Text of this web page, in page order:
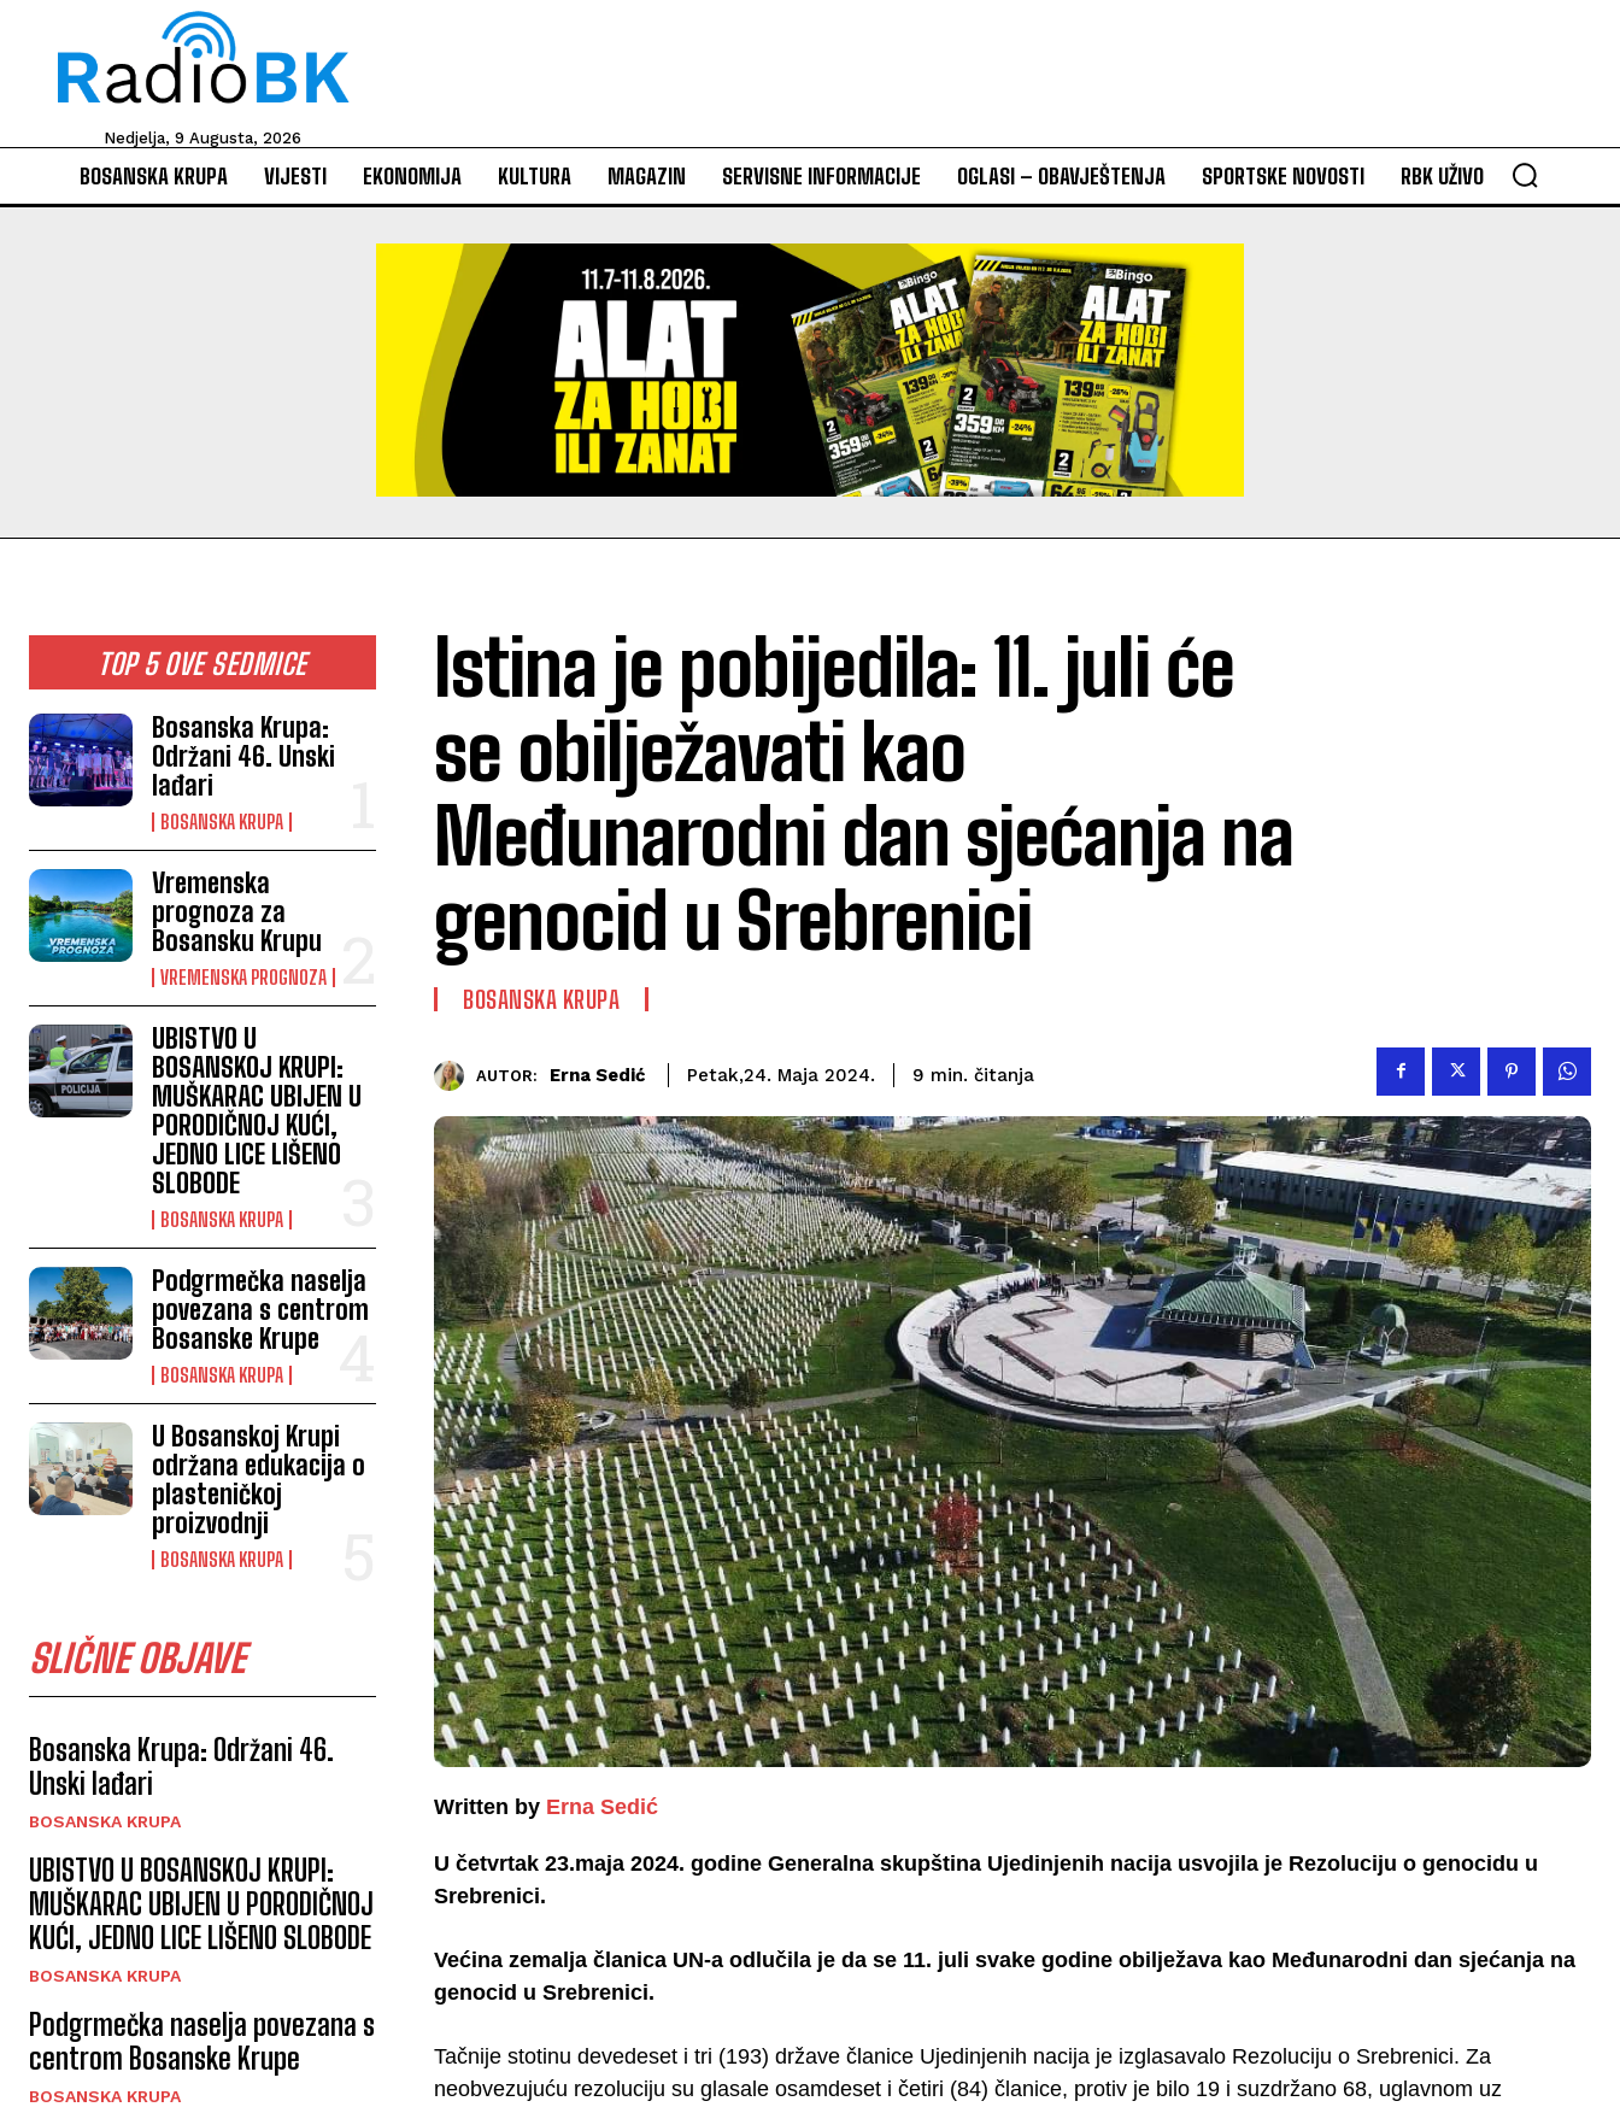
Nedjelja, 9 Augusta, 2026
BOSANSKA KRUPA VIJESTI EKONOMIJA KULTURA MAGAZIN SERVISNE INFORMACIJE OGLASI – OBAVJEŠTENJA SPORTSKE NOVOSTI RBK UŽIVO
TOP 5 OVE SEDMICE
Bosanska Krupa:
Održani 46. Unski
lađari
BOSANSKA KRUPA
Vremenska
prognoza za
Bosansku Krupu
VREMENSKA PROGNOZA
UBISTVO U
BOSANSKOJ KRUPI:
MUŠKARAC UBIJEN U
PORODIČNOJ KUĆI,
JEDNO LICE LIŠENO
SLOBODE
BOSANSKA KRUPA
Podgrmečka naselja
povezana s centrom
Bosanske Krupe
BOSANSKA KRUPA
U Bosanskoj Krupi
održana edukacija o
plasteničkoj
proizvodnji
BOSANSKA KRUPA
SLIČNE OBJAVE
Bosanska Krupa: Održani 46.
Unski lađari
BOSANSKA KRUPA
UBISTVO U BOSANSKOJ KRUPI:
MUŠKARAC UBIJEN U PORODIČNOJ
KUĆI, JEDNO LICE LIŠENO SLOBODE
BOSANSKA KRUPA
Podgrmečka naselja povezana s
centrom Bosanske Krupe
BOSANSKA KRUPA
Istina je pobijedila: 11. juli će
se obilježavati kao
Međunarodni dan sjećanja na
genocid u Srebrenici
BOSANSKA KRUPA
AUTOR: Erna Sedić Petak,24. Maja 2024. 9 min. čitanja
Written by Erna Sedić
U četvrtak 23.maja 2024. godine Generalna skupština Ujedinjenih nacija usvojila je Rezoluciju o genocidu u
Srebrenici.
Većina zemalja članica UN-a odlučila je da se 11. juli svake godine obilježava kao Međunarodni dan sjećanja na
genocid u Srebrenici.
Tačnije stotinu devedeset i tri (193) države članice Ujedinjenih nacija je izglasavalo Rezoluciju o Srebrenici. Za
neobvezujuću rezoluciju su glasale osamdeset i četiri (84) članice, protiv je bilo 19 i suzdržano 68, uglavnom uz